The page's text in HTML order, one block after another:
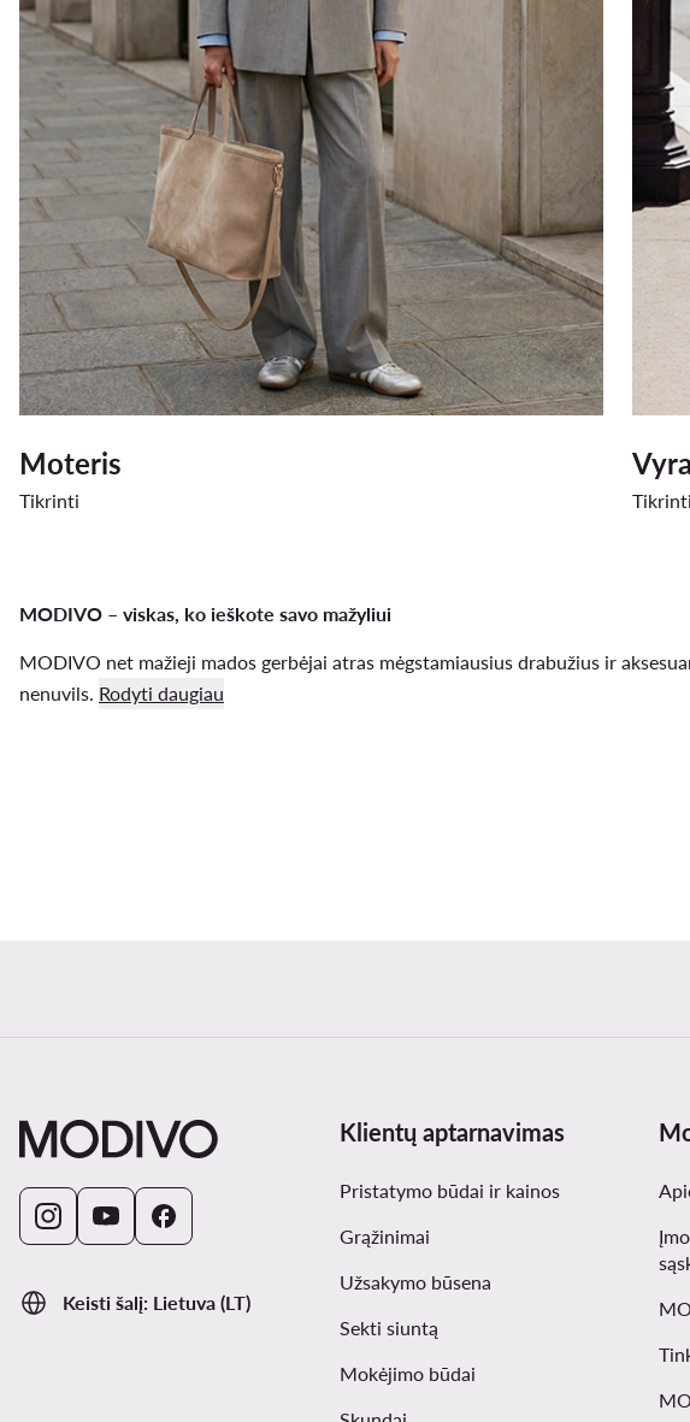
Moteris
Tikrinti Tikrinti
MODIVO – viskas, ko ieškote savo mažyliui
MODIVO net mažieji mados gerbėjai atras mėgstamiausius drabužius ir
nenuvils. Rodyti daugiau
Keisti šalį: Lietuva (LT)
Klientų aptarnavimas
Pristatymo būdai ir kainos
Grąžinimai
Užsakymo būsena
Sekti siuntą
Mokėjimo būdai